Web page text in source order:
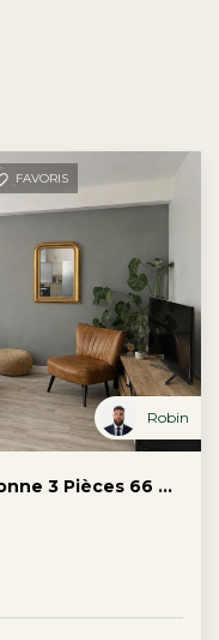
FAVORIS
Robin
Exclusivite - Appartement Bayonne 3 Pièces 66 M2